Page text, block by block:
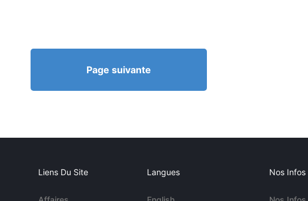
Page suivante
Liens Du Site Langues Nos Infos